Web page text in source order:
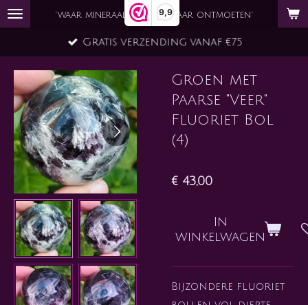
9,9
Ga
de
hoofdinhoud
`waar mineraal en ziel elkaar ontmoeten´
Gratis verzending vanaf €75
Groen met
Paarse "Veer"
Fluoriet Bol
(4)
€ 43,00
In
winkelwagen
Bijzondere fluoriet